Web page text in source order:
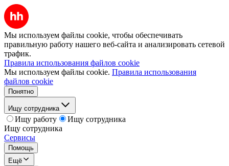
Мы используем файлы cookie, чтобы обеспечивать
правильную работу нашего веб-сайта и анализировать сетевой
трафик.
Правила использования файлов cookie
Мы используем файлы cookie. Правила использования
файлов cookie
Понятно
Ищу сотрудника
Ищу работу
Ищу сотрудника
Ищу сотрудника
Сервисы
Помощь
Ещё